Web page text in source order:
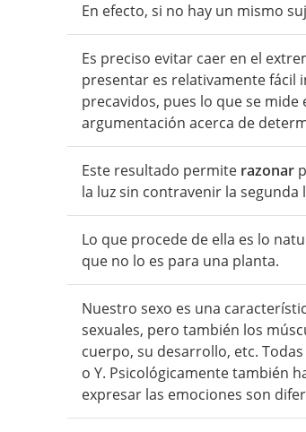
En efecto, si no hay un mismo
Es preciso evitar caer en el
presentar es relativamente fácil
precavidos, pues lo que se
argumentación acerca de
Este resultado permite razonar
la luz sin contravenir la segunda
Lo que procede de ella es lo
que no lo es para una planta.
Nuestro sexo es una
sexuales, pero también los
cuerpo, su desarrollo, etc.
o Y. Psicológicamente también
expresar las emociones son